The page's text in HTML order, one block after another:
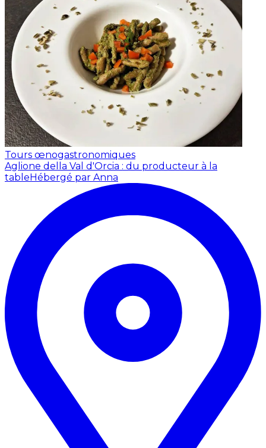
Tours œnogastronomiques
Aglione della Val d'Orcia : du producteur à la
tableHébergé par Anna